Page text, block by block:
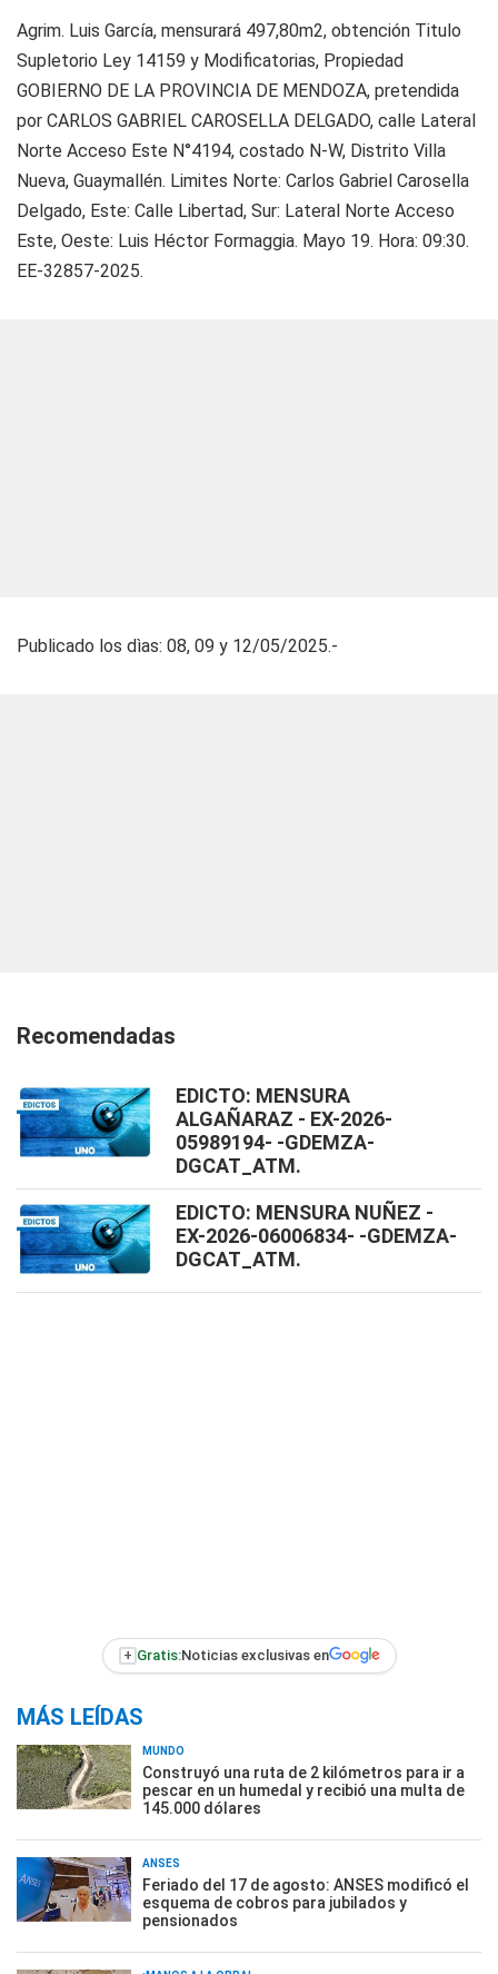
Agrim. Luis García, mensurará 497,80m2, obtención Titulo
Supletorio Ley 14159 y Modificatorias, Propiedad
GOBIERNO DE LA PROVINCIA DE MENDOZA, pretendida
por CARLOS GABRIEL CAROSELLA DELGADO, calle Lateral
Norte Acceso Este N°4194, costado N-W, Distrito Villa
Nueva, Guaymallén. Limites Norte: Carlos Gabriel Carosella
Delgado, Este: Calle Libertad, Sur: Lateral Norte Acceso
Este, Oeste: Luis Héctor Formaggia. Mayo 19. Hora: 09:30.
EE-32857-2025.
Publicado los dìas: 08, 09 y 12/05/2025.-
Recomendadas
EDICTO: MENSURA
ALGAÑARAZ - EX-2026-
05989194- -GDEMZA-
DGCAT_ATM.
EDICTO: MENSURA NUÑEZ -
EX-2026-06006834- -GDEMZA-
DGCAT_ATM.
+ Gratis:Noticias exclusivas en
MÁS LEÍDAS
MUNDO
Construyó una ruta de 2 kilómetros para ir a
pescar en un humedal y recibió una multa de
145.000 dólares
ANSES
Feriado del 17 de agosto: ANSES modificó el
esquema de cobros para jubilados y
pensionados